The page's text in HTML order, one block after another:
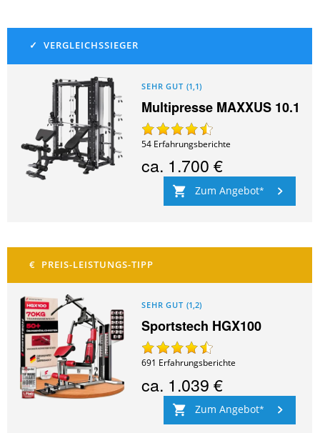
SEHR GUT (1,1)
Multipresse MAXXUS 10.1
54 Erfahrungsberichte
ca. 1.700 €
Zum Angebot
SEHR GUT (1,2)
Sportstech HGX100
691 Erfahrungsberichte
ca. 1.039 €
Zum Angebot